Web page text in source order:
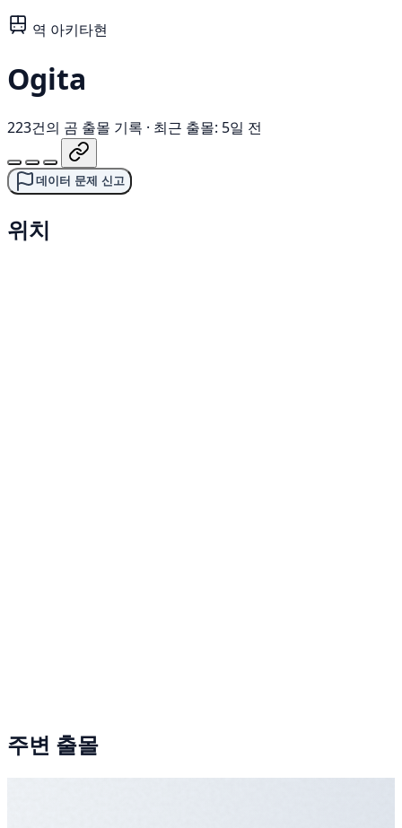
역 아키타현
Ogita
223건의 곰 출몰 기록 · 최근 출몰: 5일 전
데이터 문제 신고
위치
주변 출몰